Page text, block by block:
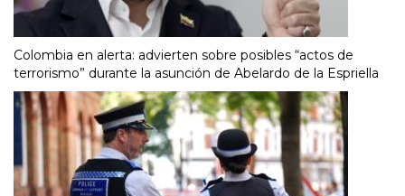
Colombia en alerta: advierten sobre posibles “actos de
terrorismo” durante la asunción de Abelardo de la Espriella